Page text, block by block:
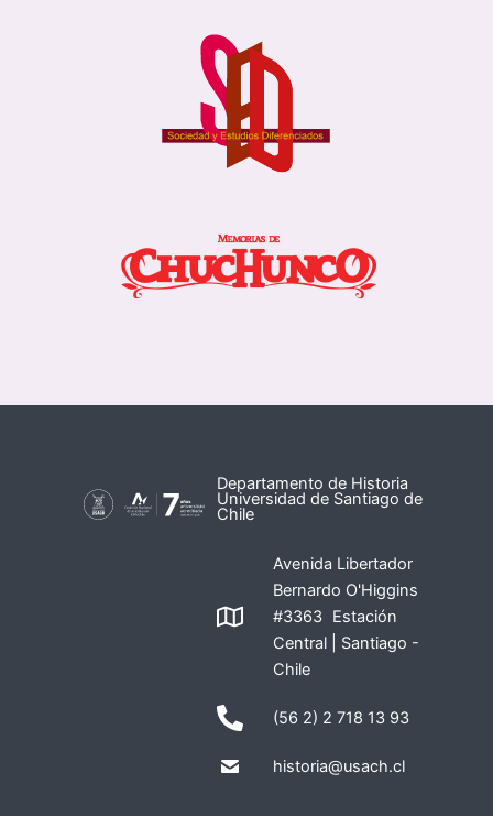
Departamento de Historia
Universidad de Santiago de
Chile
Avenida Libertador
Bernardo O'Higgins
#3363 Estación
Central | Santiago -
Chile
(56 2) 2 718 13 93
historia@usach.cl